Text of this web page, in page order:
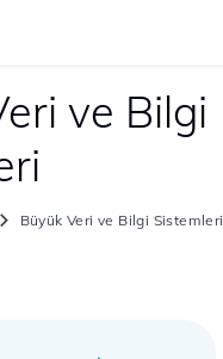
ve Bilgi
Büyük Veri ve Bilgi Sistemleri